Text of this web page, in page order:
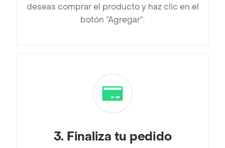
deseas comprar el producto y haz clic en el
botón “Agregar”.
3. Finaliza tu pedido